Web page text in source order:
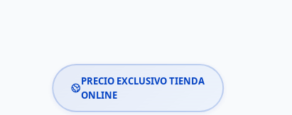
PRECIO EXCLUSIVO TIENDA
ONLINE